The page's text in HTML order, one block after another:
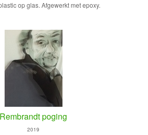
op glas. Afgewerkt met epoxy.
Rembrandt poging
2019